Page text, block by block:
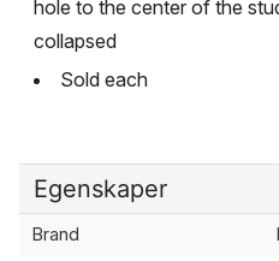
hole to the center of the
collapsed
Sold each
Egenskaper
Brand